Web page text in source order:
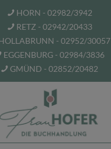
HORN - 02982/3942
RETZ - 02942/20433
- 02952/30057
EGGENBURG - 02984/3836
GMÜND - 02852/20482